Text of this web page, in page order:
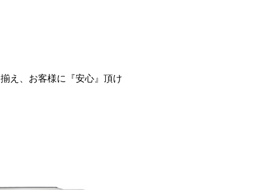
え、お客様に『安心』頂け